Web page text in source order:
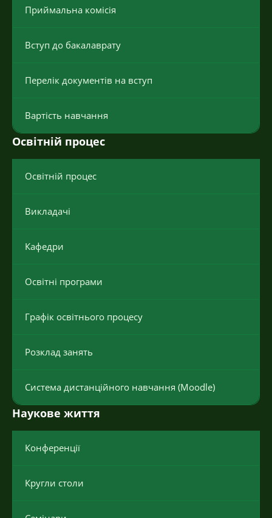
Приймальна комісія
Вступ до бакалаврату
Перелік документів на вступ
Вартість навчання
Освітній процес
Освітній процес
Викладачі
Кафедри
Освітні програми
Графік освітнього процесу
Розклад занять
Система дистанційного навчання (Moodle)
Наукове життя
Конференції
Кругли столи